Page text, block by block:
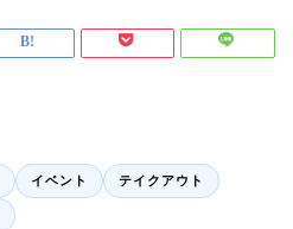
イベント テイクアウト